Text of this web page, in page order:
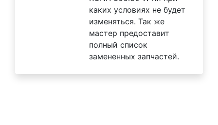
каких условиях не будет
изменяться. Так же
мастер предоставит
полный список
замененных запчастей.